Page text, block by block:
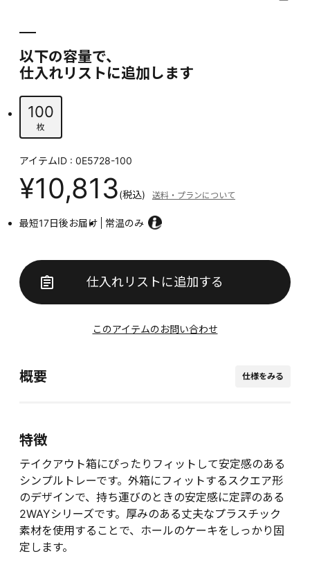
以下の容量で、
仕入れリストに追加します
100
枚
アイテムID : 0E5728-100
¥10,813(税込) 送料・プランについて
最短17日後お届け 常温のみ
仕入れリストに追加する
このアイテムのお問い合わせ
概要 仕様をみる
特徴
テイクアウト箱にぴったりフィットして安定感のある
シンプルトレーです。外箱にフィットするスクエア形
のデザインで、持ち運びのときの安定感に定評のある
2WAYシリーズです。厚みのある丈夫なプラスチック
素材を使用することで、ホールのケーキをしっかり固
定します。